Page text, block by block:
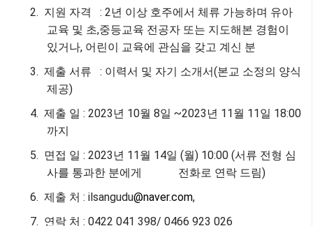
2. 지원 자격 : 2년 이상 호주에서 체류 가능하며 유아
교육 및 초,중등교육 전공자 또는 지도해본 경험이
있거나, 어린이 교육에 관심을 갖고 계신 분
3. 제출 서류 : 이력서 및 자기 소개서(본교 소정의 양식
제공)
4. 제출 일 : 2023 년 10월 8일 ~2023 년 11 월 11 일 18:00
까지
5. 면접 일 : 2023 년 11 월 14일 (월) 10:00 (서류 전형 심
사를 통과한 분에게
전화로 연락 드림)
6. 제출 처 : ilsangudu@naver.com,
7. 연락 처 : 0422 041 398/ 0466 923 026